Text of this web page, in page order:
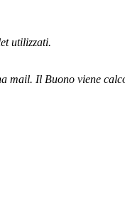
utilizzati.
mail. Il Buono viene